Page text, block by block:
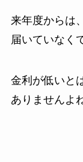
来年度からは
届いていなく
金利が低いと
ありませんよ